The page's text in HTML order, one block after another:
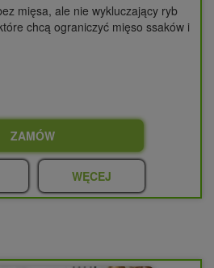
mięsa, ale nie wykluczający ryb
chcą ograniczyć mięso ssaków i
ZAMÓW
WĘCEJ